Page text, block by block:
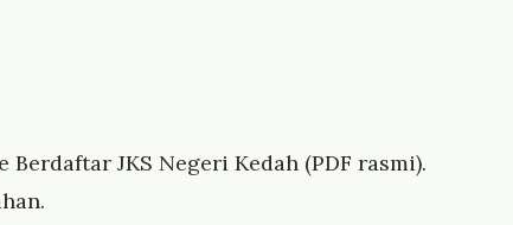
JKS Negeri Kedah (PDF rasmi).